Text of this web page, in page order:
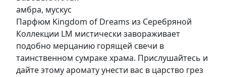
амбра, мускус
Парфюм Kingdom of Dreams из Серебряной
Коллекции LM мистически завораживает
подобно мерцанию горящей свечи в
таинственном сумраке храма. Прислушайтесь и
дайте этому аромату унести вас в царство грез